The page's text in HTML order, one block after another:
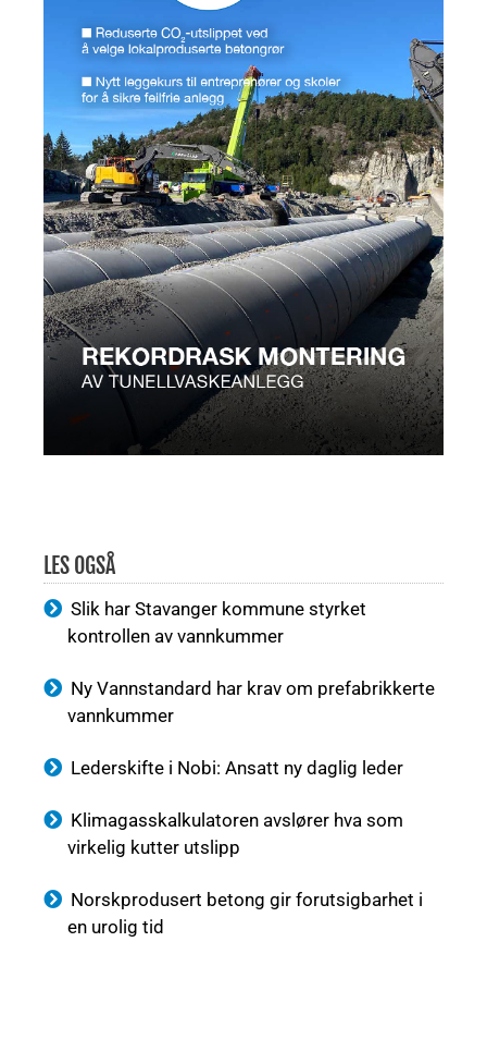
LES OGSÅ
Slik har Stavanger kommune styrket
kontrollen av vannkummer
Ny Vannstandard har krav om prefabrikkerte
vannkummer
Lederskifte i Nobi: Ansatt ny daglig leder
Klimagasskalkulatoren avslører hva som
virkelig kutter utslipp
Norskprodusert betong gir forutsigbarhet i
en urolig tid